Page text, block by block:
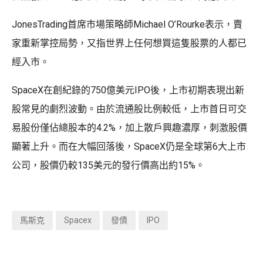
JonesTrading首席市場策略師Michael O’Rourke表示，賣
家重新掌控局勢，又指世界上任何想買這隻股票的人都已
經入市。
SpaceX在創紀錄的750億美元IPO後，上市初期表現出新
股常見的劇烈波動。由於流通股比例較低，上市首日可交
易股份僅佔總股本的4.2%，加上散戶興趣濃厚，刺激股價
顯著上升。而在大幅回落後，SpaceX仍是全球第6大上市
公司，股價仍較135美元的發行價高出約15%。
馬斯克 Spacex 發債 IPO